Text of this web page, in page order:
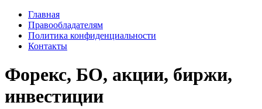
Главная
Правообладателям
Политика конфиденциальности
Контакты
Форекс, БО, акции, биржи,
инвестиции